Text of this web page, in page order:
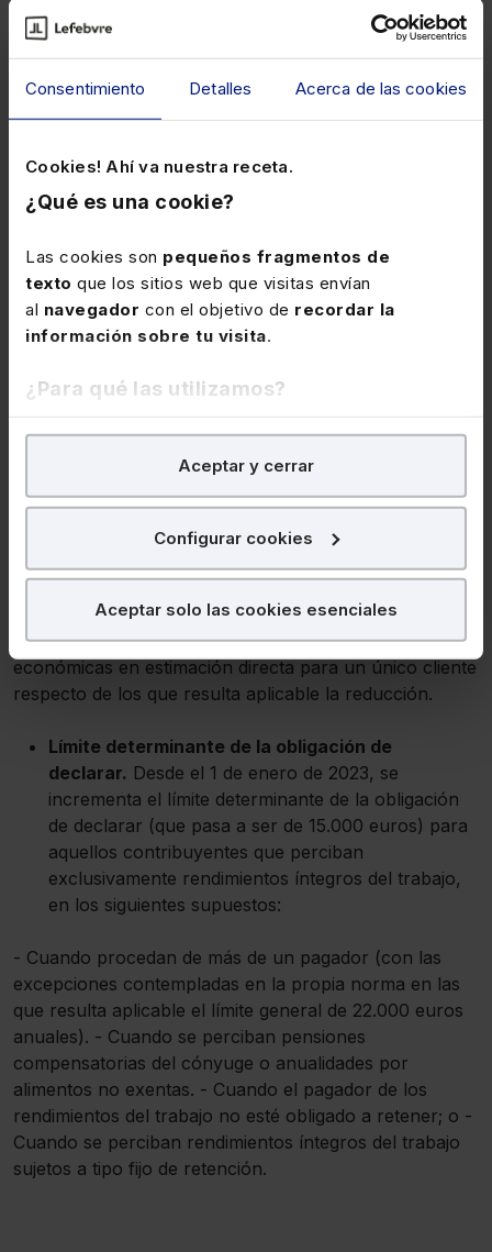
Consentimiento Detalles Acerca de las cookies
Cookies! Ahí va nuestra receta.
¿Qué es una cookie?
Las cookies son pequeños fragmentos de
texto que los sitios web que visitas envían
al navegador con el objetivo de recordar la
información sobre tu visita.
¿Para qué las utilizamos?
En Lefebvre utilizamos las cookies confines
para tratar demejorar tu experiencia
nuestra página web. También con fines publicitarios,
¿Qué puedes hacer?
Puedesaceptarlas cookies para que tu
experiencia en la web sea óptima
aceptar solo las esenciales
denegar todas las cookies excepto aquellas
imprescindibles.
También puedes
configurar
las cookies y
seleccionar solo aquellas que quieras permitir en tu
navegador. Si no seleccionas ninguna utilizaremos las
que sean indispensables para la navegación.
Saber más acerca de las cookies
Aceptar y cerrar
Configurar cookies
Aceptar solo las cookies esenciales
siempre que se cumplan ciertos requisitos.
Reducción por obtención de rendimientos del
trabajo.Desde el 1 de enero de este año, se
amplía la aplicación de la reducción a los
trabajo sean inferiores a 19.747,5 euros, siempre
que no tengan rentas, excluidas las exentas,
Desde esta fecha, la cuantía de la reducción aplicable
es: a) Contribuyentes con rendimientos netos del
euros anuales.
b) Contribuyentes con rendimientos
netos del trabajo comprendidos entre 14.047,5 y
19.747,5 euros: 6.498 euros menos el resultado de
la diferencia entre el rendimiento del
trabajo y 14.047,5 euros anuales.
Reducción del rendimiento neto de actividades
Desde el 1 de enero de este año, se amplía el límite de
la cuantía de los rendimientos netos de actividades
económicas en estimación directa para un único cliente
respecto de los que resulta aplicable la reducción.
Límite determinante de la obligación de
declarar. Desde el 1 de enero de 2023, se
incrementa el límite determinante de la obligación
de declarar (que pasa a ser de 15.000 euros) para
aquellos contribuyentes que perciban
exclusivamente rendimientos íntegros del trabajo,
en los siguientes supuestos:
- Cuando procedan de más de un pagador (con las
excepciones contempladas en la propia norma en las
que resulta aplicable el límite general de 22.000 euros
anuales). - Cuando se perciban pensiones
compensatorias del cónyuge o anualidades por
alimentos no exentas. - Cuando el pagador de los
rendimientos del trabajo no esté obligado a retener; o -
Cuando se perciban rendimientos íntegros del trabajo
sujetos a tipo fijo de retención.